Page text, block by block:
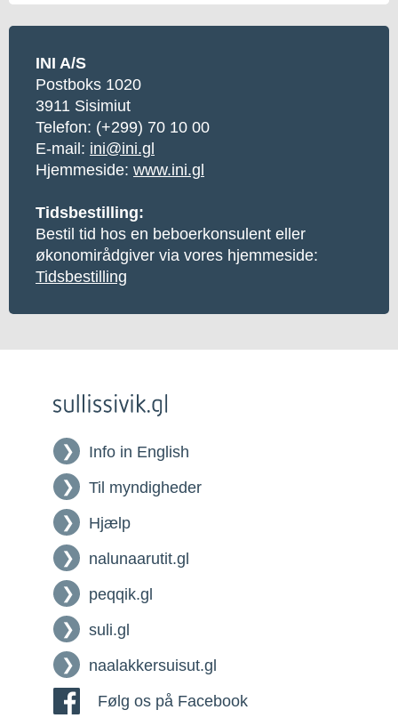
INI A/S
Postboks 1020
3911 Sisimiut
Telefon: (+299) 70 10 00
E-mail: ini@ini.gl
Hjemmeside: www.ini.gl
Tidsbestilling:
Bestil tid hos en beboerkonsulent eller
økonomirådgiver via vores hjemmeside:
Tidsbestilling
Info in English
Til myndigheder
Hjælp
nalunaarutit.gl
peqqik.gl
suli.gl
naalakkersuisut.gl
Følg os på Facebook